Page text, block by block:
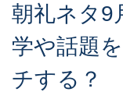
朝礼ネタ9
学や話題
チする？